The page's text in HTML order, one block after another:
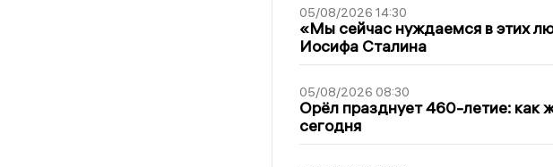
05/08/2026 14:30
«Мы сейчас нуждаемся в этих
Иосифа Сталина
05/08/2026 08:30
Орёл празднует 460-летие: как
сегодня